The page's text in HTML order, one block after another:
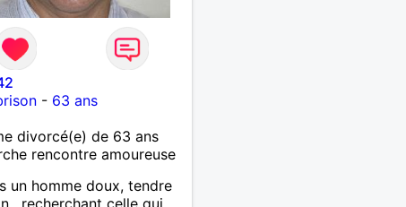
- 63 ans
divorcé(e) de 63 ans
rencontre amoureuse
un homme doux, tendre
, recherchant celle qui